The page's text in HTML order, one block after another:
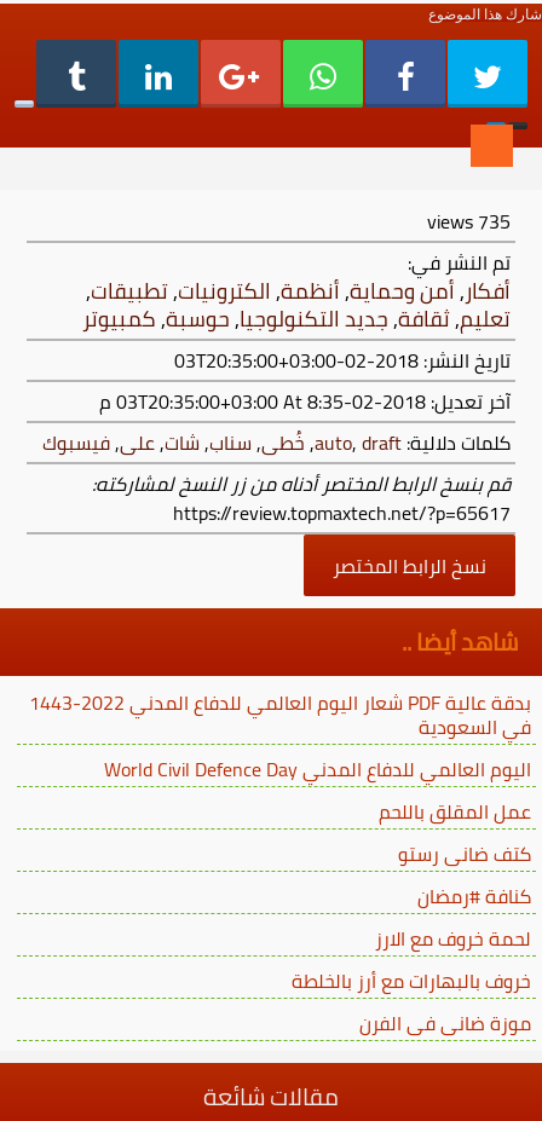
شارك هذا الموضوع
735
views
تم النشر في:
أفكار,أمن وحماية,أنظمة,الكترونيات,تطبيقات,
تعليم,ثقافة,جديد التكنولوجيا,حوسبة,كمبيوتر
تاريخ النشر: 2018-02-03T20:35:00+03:00
آخر تعديل:2018-02-03T20:35:00+03:00
At 8:35 م
كلمات دلالية:
auto,draft
,خُطى,سناب,شات,على,فيسبوك
قم بنسخ الرابط المختصر أدناه من زر النسخ لمشاركته:
https://review.topmaxtech.net/?p=65617
نسخ الرابط المختصر
شاهد أيضا ..
بدقة عالية PDF شعار اليوم العالمي للدفاع المدني 2022-1443
في السعودية
اليوم العالمي للدفاع المدني World Civil Defence Day
عمل المقلق باللحم
كتف ضانى رستو
كنافة #رمضان
لحمة خروف مع الارز
خروف بالبهارات مع أرز بالخلطة
موزة ضانى فى الفرن
مقالات شائعة